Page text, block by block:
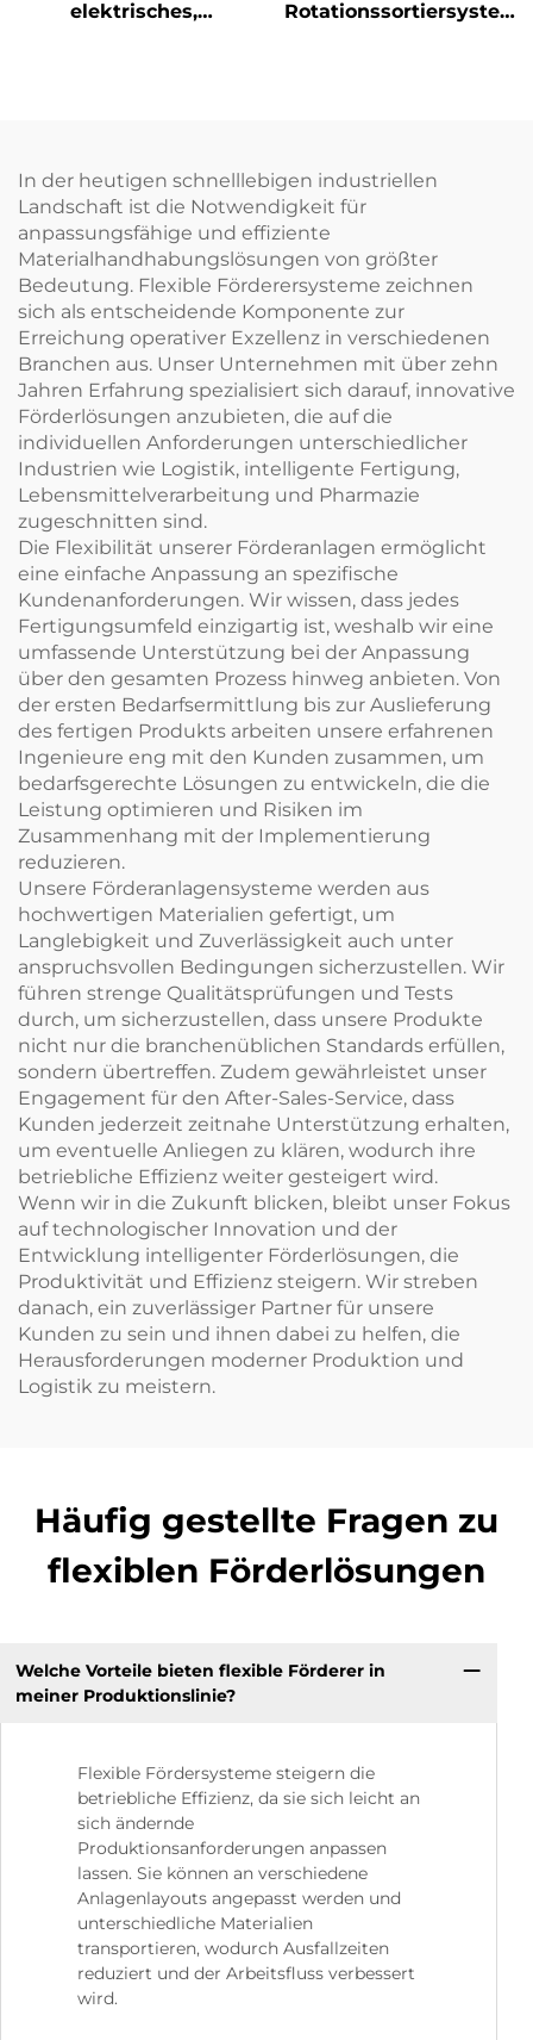
elektrisches,
Rotationssortiersystem
In der heutigen schnelllebigen industriellen
Landschaft ist die Notwendigkeit für
anpassungsfähige und effiziente
Materialhandhabungslösungen von größter
Bedeutung. Flexible Förderersysteme zeichnen
sich als entscheidende Komponente zur
Erreichung operativer Exzellenz in verschiedenen
Branchen aus. Unser Unternehmen mit über zehn
Jahren Erfahrung spezialisiert sich darauf, innovative
Förderlösungen anzubieten, die auf die
individuellen Anforderungen unterschiedlicher
Industrien wie Logistik, intelligente Fertigung,
Lebensmittelverarbeitung und Pharmazie
zugeschnitten sind.
Die Flexibilität unserer Förderanlagen ermöglicht
eine einfache Anpassung an spezifische
Kundenanforderungen. Wir wissen, dass jedes
Fertigungsumfeld einzigartig ist, weshalb wir eine
umfassende Unterstützung bei der Anpassung
über den gesamten Prozess hinweg anbieten. Von
der ersten Bedarfsermittlung bis zur Auslieferung
des fertigen Produkts arbeiten unsere erfahrenen
Ingenieure eng mit den Kunden zusammen, um
bedarfsgerechte Lösungen zu entwickeln, die die
Leistung optimieren und Risiken im
Zusammenhang mit der Implementierung
reduzieren.
Unsere Förderanlagensysteme werden aus
hochwertigen Materialien gefertigt, um
Langlebigkeit und Zuverlässigkeit auch unter
anspruchsvollen Bedingungen sicherzustellen. Wir
führen strenge Qualitätsprüfungen und Tests
durch, um sicherzustellen, dass unsere Produkte
nicht nur die branchenüblichen Standards erfüllen,
sondern übertreffen. Zudem gewährleistet unser
Engagement für den After-Sales-Service, dass
Kunden jederzeit zeitnahe Unterstützung erhalten,
um eventuelle Anliegen zu klären, wodurch ihre
betriebliche Effizienz weiter gesteigert wird.
Wenn wir in die Zukunft blicken, bleibt unser Fokus
auf technologischer Innovation und der
Entwicklung intelligenter Förderlösungen, die
Produktivität und Effizienz steigern. Wir streben
danach, ein zuverlässiger Partner für unsere
Kunden zu sein und ihnen dabei zu helfen, die
Herausforderungen moderner Produktion und
Logistik zu meistern.
Häufig gestellte Fragen zu
flexiblen Förderlösungen
Welche Vorteile bieten flexible Förderer in
meiner Produktionslinie?
Flexible Fördersysteme steigern die
betriebliche Effizienz, da sie sich leicht an
sich ändernde
Produktionsanforderungen anpassen
lassen. Sie können an verschiedene
Anlagenlayouts angepasst werden und
unterschiedliche Materialien
transportieren, wodurch Ausfallzeiten
reduziert und der Arbeitsfluss verbessert
wird.